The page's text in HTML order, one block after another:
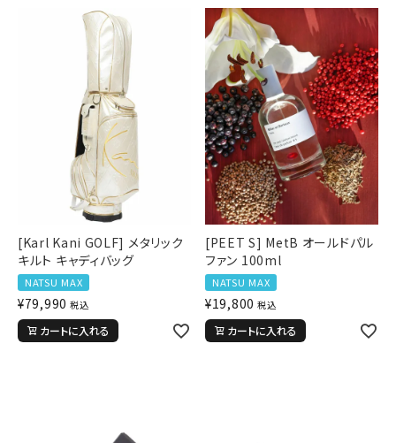
[Karl Kani GOLF] メタリック
キルト キャディバッグ
NATSU MAX
¥79,990 税込
カートに入れる
[PEET S] MetB オールドパル
ファン 100ml
NATSU MAX
¥19,800 税込
カートに入れる